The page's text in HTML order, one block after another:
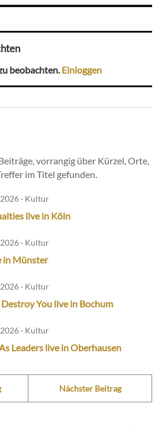
beobachten. Einloggen
vorrangig über Kürzel, Orte,
im Titel gefunden.
· Kultur
live in Köln
· Kultur
in Münster
· Kultur
You live in Bochum
· Kultur
Leaders live in Oberhausen
Nächster Beitrag